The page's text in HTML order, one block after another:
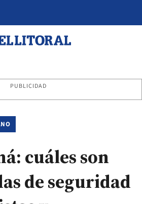
PUBLICIDAD
cuáles son
de seguridad